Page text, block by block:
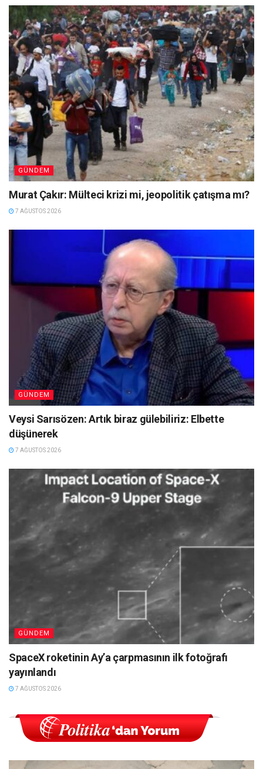
GÜNDEM
Murat Çakır: Mülteci krizi mi, jeopolitik çatışma mı?
7 AĞUSTOS 2026
GÜNDEM
Veysi Sarısözen: Artık biraz gülebiliriz: Elbette
düşünerek
7 AĞUSTOS 2026
GÜNDEM
SpaceX roketinin Ay’a çarpmasının ilk fotoğrafı
yayınlandı
7 AĞUSTOS 2026